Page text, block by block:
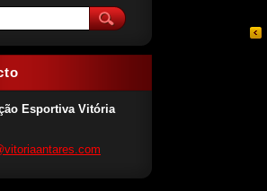
Esportiva Vitória
vitoriaantares.com